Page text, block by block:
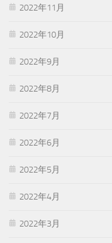
2022年11月
2022年10月
2022年9月
2022年8月
2022年7月
2022年6月
2022年5月
2022年4月
2022年3月